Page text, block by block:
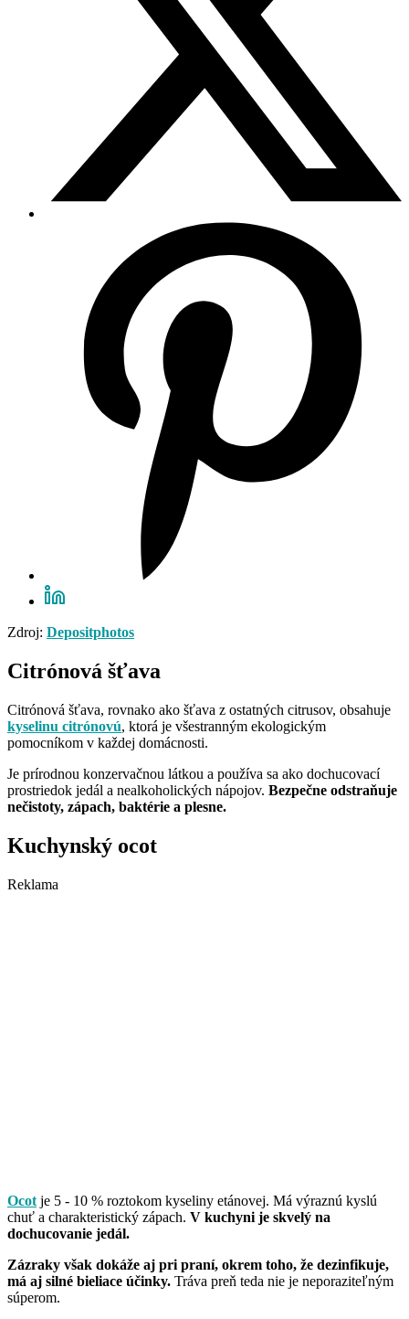
Zdroj: Depositphotos
Citrónová šťava
Citrónová šťava, rovnako ako šťava z ostatných citrusov, obsahuje
kyselinu citrónovú, ktorá je všestranným ekologickým
pomocníkom v každej domácnosti.
Je prírodnou konzervačnou látkou a používa sa ako dochucovací
prostriedok jedál a nealkoholických nápojov. Bezpečne odstraňuje
nečistoty, zápach, baktérie a plesne.
Kuchynský ocot
Reklama
Ocot je 5 - 10 % roztokom kyseliny etánovej. Má výraznú kyslú
chuť a charakteristický zápach. V kuchyni je skvelý na
dochucovanie jedál.
Zázraky však dokáže aj pri praní, okrem toho, že dezinfikuje,
má aj silné bieliace účinky. Tráva preň teda nie je neporaziteľným
súperom.